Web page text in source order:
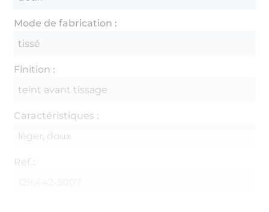
Mode de fabrication :
tissé
Finition :
teint avant tissage
Caractéristiques :
léger, doux
Réf.: